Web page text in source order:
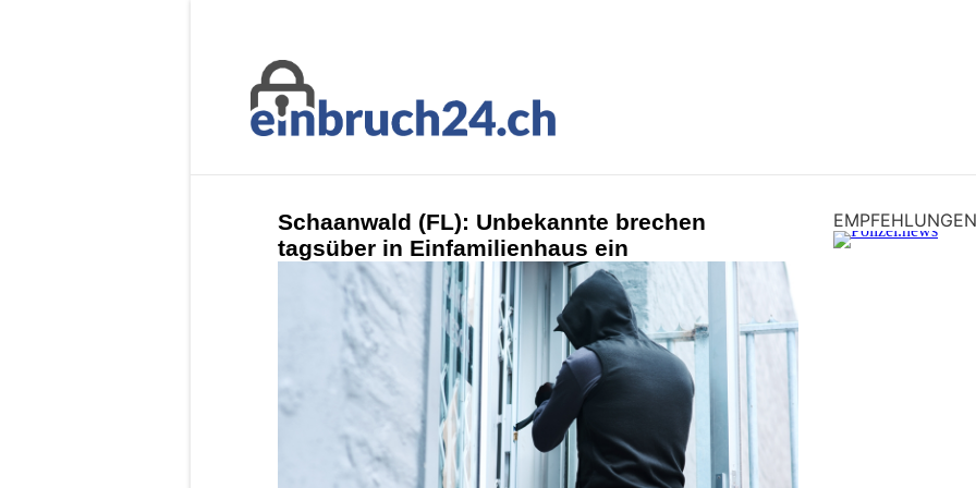
Schaanwald (FL): Unbekannte brechen
tagsüber in Einfamilienhaus ein
EMPFEHLUNGEN